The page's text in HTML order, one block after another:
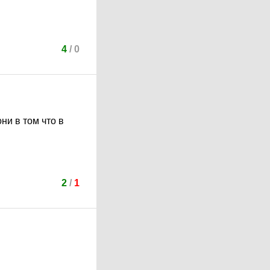
4/ 0
в том что в
2/ 1